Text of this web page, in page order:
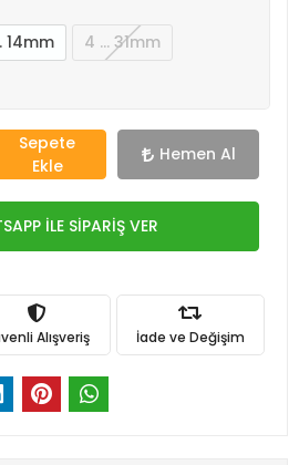
14mm
4 … 31mm
Sepete
Ekle
Hemen Al
İLE SİPARİŞ VER
Alışveriş İade ve Değişim